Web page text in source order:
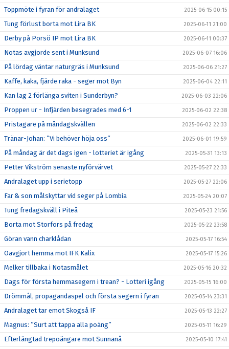
Toppmöte i fyran för andralaget 2025-06-15 00:15
Tung förlust borta mot Lira BK 2025-06-11 21:00
Derby på Porsö IP mot Lira BK 2025-06-11 00:37
Notas avgjorde sent i Munksund 2025-06-07 16:06
På lördag väntar naturgräs i Munksund 2025-06-06 21:27
Kaffe, kaka, fjärde raka - seger mot Byn 2025-06-04 22:11
Kan lag 2 förlänga sviten i Sunderbyn? 2025-06-03 22:06
Proppen ur - Infjärden besegrades med 6-1 2025-06-02 22:38
Pristagare på måndagskvällen 2025-06-02 22:33
Tränar-Johan: ”Vi behöver höja oss” 2025-06-01 19:59
På måndag är det dags igen - lotteriet är igång 2025-05-31 13:13
Petter Vikström senaste nyförvärvet 2025-05-27 22:33
Andralaget upp i serietopp 2025-05-27 22:06
Far & son målskyttar vid seger på Lombia 2025-05-24 20:07
Tung fredagskväll i Piteå 2025-05-23 21:56
Borta mot Storfors på fredag 2025-05-22 23:58
Göran vann charklådan 2025-05-17 16:54
Oavgjort hemma mot IFK Kalix 2025-05-17 15:26
Melker tillbaka i Notasmålet 2025-05-16 20:32
Dags för första hemmasegern i trean? - Lotteri igång 2025-05-15 16:00
Drömmål, propagandaspel och första segern i fyran 2025-05-14 23:31
Andralaget tar emot Skogså IF 2025-05-13 22:27
Magnus: ”Surt att tappa alla poäng” 2025-05-11 16:29
Efterlängtad trepoängare mot Sunnanå 2025-05-10 17:41